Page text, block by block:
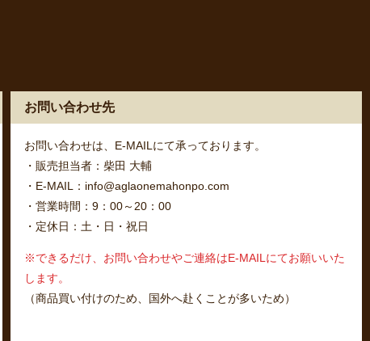
お問い合わせ先
お問い合わせは、E-MAILにて承っております。
・販売担当者：柴田 大輔
・E-MAIL：info@aglaonemahonpo.com
・営業時間：9：00～20：00
・定休日：土・日・祝日
※できるだけ、お問い合わせやご連絡はE-MAILにてお願いいた
します。
（商品買い付けのため、国外へ赴くことが多いため）